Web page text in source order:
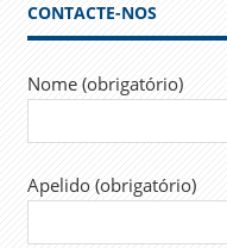
CONTACTE-NOS
Nome (obrigatório)
Apelido (obrigatório)